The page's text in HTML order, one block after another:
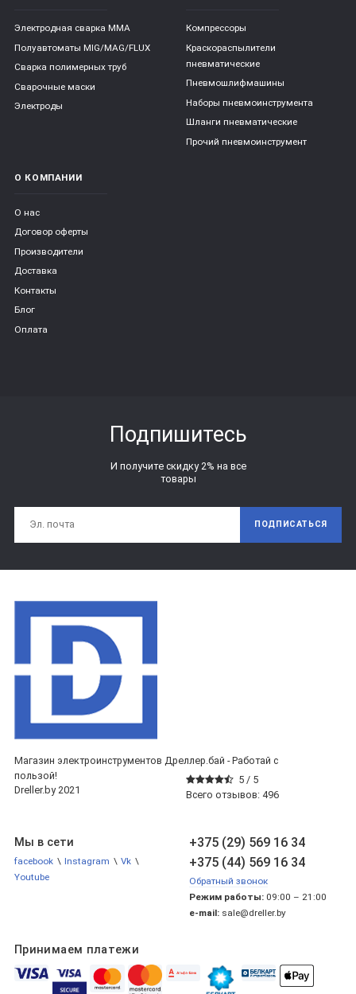
Электродная сварка ММА
Полуавтоматы MIG/MAG/FLUX
Сварка полимерных труб
Сварочные маски
Электроды
Компрессоры
Краскораспылители
пневматические
Пневмошлифмашины
Наборы пневмоинструмента
Шланги пневматические
Прочий пневмоинструмент
О КОМПАНИИ
О нас
Договор оферты
Производители
Доставка
Контакты
Блог
Оплата
Подпишитесь
И получите скидку 2% на все
товары
ПОДПИСАТЬСЯ
Магазин электроинструментов Дреллер.бай - Работай с
пользой!
5 / 5
Всего отзывов: 496
Dreller.by 2021
+375 (29) 569 16 34
+375 (44) 569 16 34
Обратный звонок
Режим работы: 09:00 – 21:00
e-mail: sale@dreller.by
Мы в сети
facebook \ Instagram \ Vk \
Youtube
Принимаем платежи